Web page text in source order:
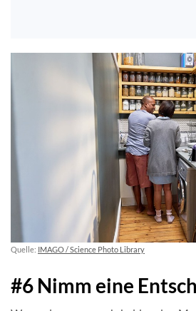
Quelle: IMAGO / Science Photo Library
#6 Nimm eine